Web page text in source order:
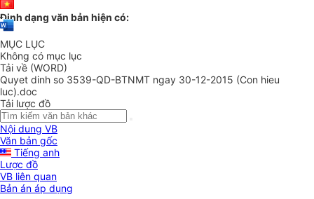
Định dạng văn bản hiện có:
MỤC LỤC
Không có mục lục
Tải về (WORD)
Quyet dinh so 3539-QD-BTNMT ngay 30-12-2015 (Con hieu
luc).doc
Tải lược đồ
Nội dung VB
Văn bản gốc
Tiếng anh
Lược đồ
VB liên quan
Bản án áp dụng